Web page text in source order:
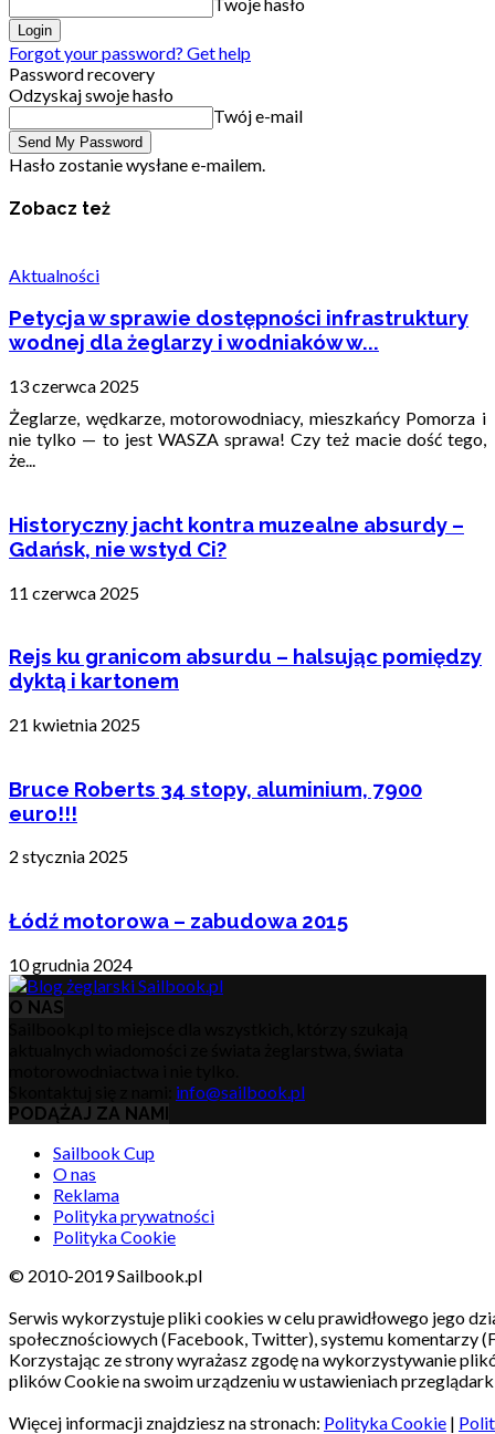
Forgot your password? Get help
Password recovery
Odzyskaj swoje hasło
Twój e-mail
Hasło zostanie wysłane e-mailem.
Zobacz też
Aktualności
Petycja w sprawie dostępności infrastruktury
wodnej dla żeglarzy i wodniaków w...
13 czerwca 2025
Żeglarze, wędkarze, motorowodniacy, mieszkańcy Pomorza i
nie tylko — to jest WASZA sprawa! Czy też macie dość tego,
że...
Historyczny jacht kontra muzealne absurdy –
Gdańsk, nie wstyd Ci?
11 czerwca 2025
Rejs ku granicom absurdu – halsując pomiędzy
dyktą i kartonem
21 kwietnia 2025
Bruce Roberts 34 stopy, aluminium, 7900
euro!!!
2 stycznia 2025
Łódź motorowa – zabudowa 2015
10 grudnia 2024
O NAS
info@sailbook.pl
PODĄŻAJ ZA NAMI
Sailbook Cup
O nas
Reklama
Polityka prywatności
Polityka Cookie
© 2010-2019 Sailbook.pl
Serwis wykorzystuje pliki cookies w celu prawidłowego jego
społecznościowych (Facebook, Twitter), systemu komentarzy
Korzystając ze strony wyrażasz zgodę na wykorzystywanie
plików Cookie na swoim urządzeniu w ustawieniach
Więcej informacji znajdziesz na stronach: Polityka Cookie |